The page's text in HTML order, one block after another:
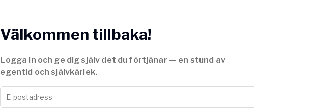
Välkommen tillbaka!
Logga in och ge dig själv det du förtjänar — en stund av
egentid och självkärlek.